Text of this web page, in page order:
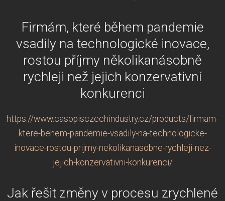
Firmám, které během pandemie
vsadily na technologické inovace,
rostou příjmy několikanásobně
rychleji než jejich konzervativní
konkurenci
https://www.casopisczechindustry.cz/products/firmam-
ktere-behem-pandemie-vsadily-na-technologicke-
inovace-rostou-prijmy-nekolikanasobne-rychleji-nez-
jejich-konzervativni-konkurenci/
Jak řešit změny v procesu zrychlené